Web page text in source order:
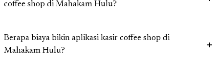
coffee shop di Mahakam Hulu?
Berapa biaya bikin aplikasi kasir coffee shop di
Mahakam Hulu?